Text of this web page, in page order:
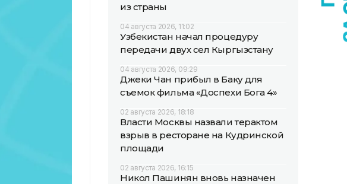
из страны
04 августа 2026, 11:02
Узбекистан начал процедуру
передачи двух сел Кыргызстану
04 августа 2026, 09:29
Джеки Чан прибыл в Баку для
съемок фильма «Доспехи Бога 4»
02 августа 2026, 18:18
Власти Москвы назвали терактом
взрыв в ресторане на Кудринской
площади
02 августа 2026, 16:15
Никол Пашинян вновь назначен